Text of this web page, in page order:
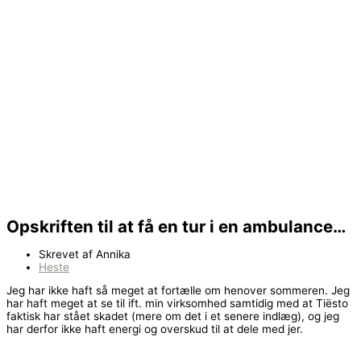
Opskriften til at få en tur i en ambulance…
Skrevet af Annika
Heste
Jeg har ikke haft så meget at fortælle om henover sommeren. Jeg
har haft meget at se til ift. min virksomhed samtidig med at Tiësto
faktisk har stået skadet (mere om det i et senere indlæg), og jeg
har derfor ikke haft energi og overskud til at dele med jer.